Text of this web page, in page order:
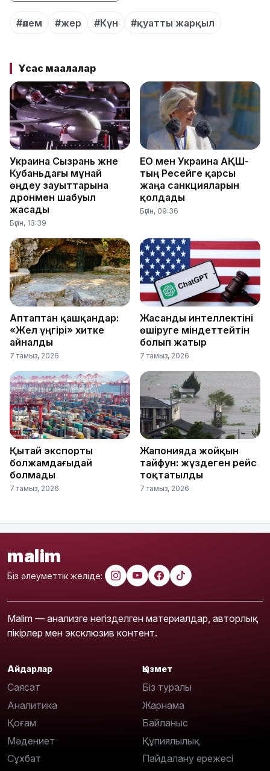
#әлем #жер #Күн #қуатты жарқыл
Ұқсас мақалалар
Украина Сызрань және
Кубаньдағы мұнай
өңдеу зауыттарына
дронмен шабуыл
жасады
Бүгін, 13:39
ЕО мен Украина АҚШ-
тың Ресейге қарсы
жаңа санкцияларын
қолдады
Бүгін, 09:36
Аптаптан қашқандар:
«Жел үңгірі» хитке
айналды
7 тамыз, 2026
Жасанды интеллектіні
өшіруге міндеттейтін
болып жатыр
7 тамыз, 2026
Қытай экспорты
болжамдағыдай
болмады
7 тамыз, 2026
Жапонияда жойқын
тайфун: жүздеген рейс
тоқтатылды
7 тамыз, 2026
malim
Біз әлеуметтік желіде:
Malim — анализге негізделген материалдар, авторлық
пікірлер мен эксклюзив контент.
Айдарлар
Саясат
Аналитика
Қоғам
Мәдениет
Сұхбат
Қызмет
Біз туралы
Жарнама
Байланыс
Құпиялылық
Пайдалану ережесі